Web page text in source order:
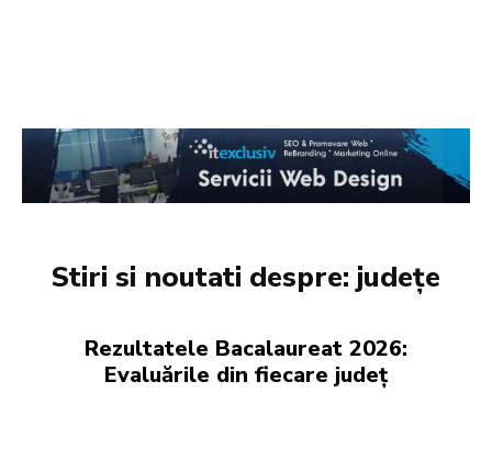
Stiri si noutati despre: județe
Rezultatele Bacalaureat 2026:
Evaluările din fiecare județ